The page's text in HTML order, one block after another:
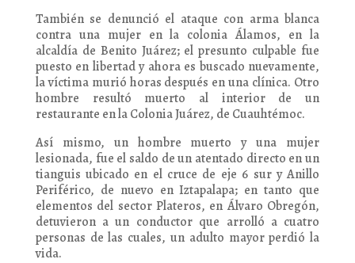
También se denunció el ataque con arma blanca
contra una mujer en la colonia Álamos, en la
alcaldía de Benito Juárez; el presunto culpable fue
puesto en libertad y ahora es buscado nuevamente,
la víctima murió horas después en una clínica. Otro
hombre resultó muerto al interior de un
restaurante en la Colonia Juárez, de Cuauhtémoc.
Así mismo, un hombre muerto y una mujer
lesionada, fue el saldo de un atentado directo en un
tianguis ubicado en el cruce de eje 6 sur y Anillo
Periférico, de nuevo en Iztapalapa; en tanto que
elementos del sector Plateros, en Álvaro Obregón,
detuvieron a un conductor que arrolló a cuatro
personas de las cuales, un adulto mayor perdió la
vida.